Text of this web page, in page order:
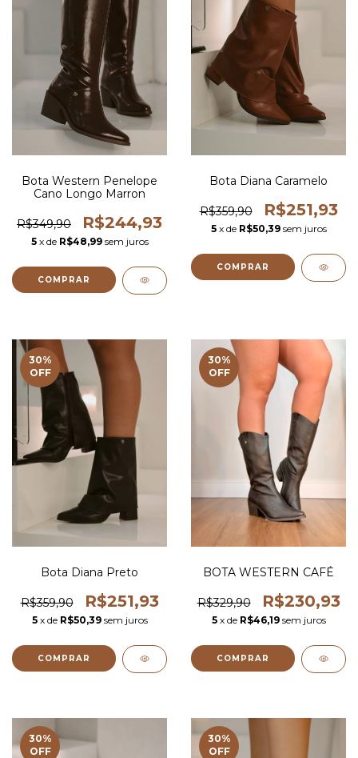
Bota Western Penelope
Cano Longo Marron
R$349,90 R$244,93
5 x de R$48,99 sem juros
COMPRAR
Bota Diana Caramelo
R$359,90 R$251,93
5 x de R$50,39 sem juros
COMPRAR
30%
OFF
Bota Diana Preto
R$359,90 R$251,93
5 x de R$50,39 sem juros
COMPRAR
30%
OFF
BOTA WESTERN CAFÉ
R$329,90 R$230,93
5 x de R$46,19 sem juros
COMPRAR
30%
OFF
30%
OFF